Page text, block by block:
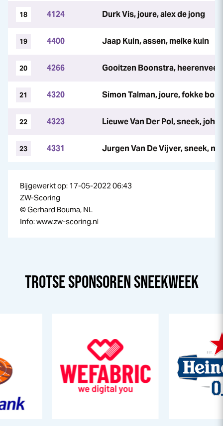
18 4124 Durk Vis, joure, alex de jong
19 4400 Jaap Kuin, assen, meike kuin
20 4266 Gooitzen Boonstra,
21 4320 Simon Talman, joure, fokke
22 4323 Lieuwe Van Der Pol, sneek,
23 4331 Jurgen Van De Vijver, sneek,
Bijgewerkt op: 17-05-2022 06:43
ZW-Scoring
© Gerhard Bouma, NL
Info: www.zw-scoring.nl
TROTSE SPONSORENSNEEKWEEK